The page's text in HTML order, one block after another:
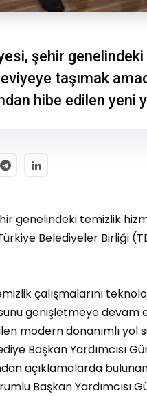
şehir
taşımak
hibe edilen yeni
genelindeki temizlik
Belediyeler Birliği
çalışmalarını
genişletmeye devam
modern donanımlı
Başkan Yardımcısı
açıklamalarda
Başkan